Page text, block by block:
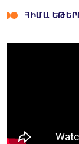
ՀԻՄԱ